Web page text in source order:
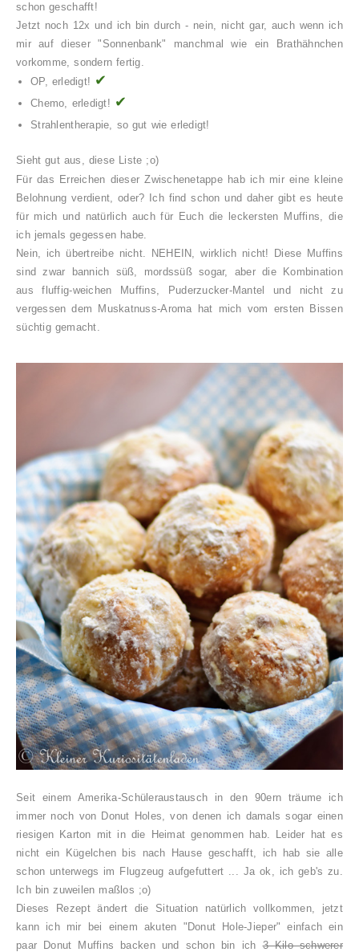
schon geschafft!
Jetzt noch 12x und ich bin durch - nein, nicht gar, auch wenn ich
mir auf dieser "Sonnenbank" manchmal wie ein Brathähnchen
vorkomme, sondern fertig.
OP, erledigt! ✔
Chemo, erledigt! ✔
Strahlentherapie, so gut wie erledigt!
Sieht gut aus, diese Liste ;o)
Für das Erreichen dieser Zwischenetappe hab ich mir eine kleine
Belohnung verdient, oder? Ich find schon und daher gibt es heute
für mich und natürlich auch für Euch die leckersten Muffins, die
ich jemals gegessen habe.
Nein, ich übertreibe nicht. NEHEIN, wirklich nicht! Diese Muffins
sind zwar bannich süß, mordssüß sogar, aber die Kombination
aus fluffig-weichen Muffins, Puderzucker-Mantel und nicht zu
vergessen dem Muskatnuss-Aroma hat mich vom ersten Bissen
süchtig gemacht.
Seit einem Amerika-Schüleraustausch in den 90ern träume ich
immer noch von Donut Holes, von denen ich damals sogar einen
riesigen Karton mit in die Heimat genommen hab. Leider hat es
nicht ein Kügelchen bis nach Hause geschafft, ich hab sie alle
schon unterwegs im Flugzeug aufgefuttert ... Ja ok, ich geb's zu.
Ich bin zuweilen maßlos ;o)
Dieses Rezept ändert die Situation natürlich vollkommen, jetzt
kann ich mir bei einem akuten "Donut Hole-Jieper" einfach ein
paar Donut Muffins backen und schon bin ich3 Kilo schwerer